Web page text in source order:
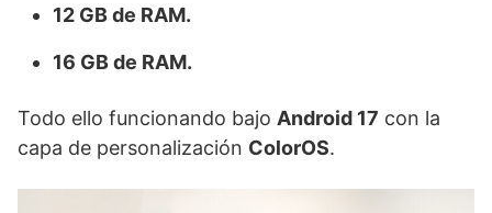
12 GB de RAM.
16 GB de RAM.
Todo ello funcionando bajo Android 17 con la
capa de personalización ColorOS.